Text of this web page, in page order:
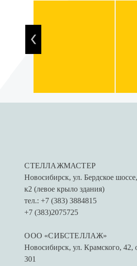
СТЕЛЛАЖМАСТЕР
Новосибирск,ул. Бердское
к2 (левое крыло здания)
тел.: +7 (383) 3884815
+7 (383)2075725
ООО «СИБСТЕЛЛАЖ»
Новосибирск,ул. Крамского, 42,
301